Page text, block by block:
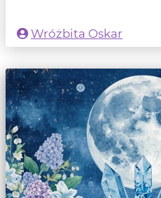
Wróżbita Oskar